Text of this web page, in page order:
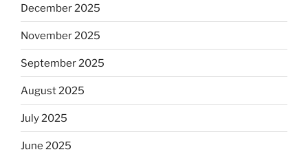
December 2025
November 2025
September 2025
August 2025
July 2025
June 2025